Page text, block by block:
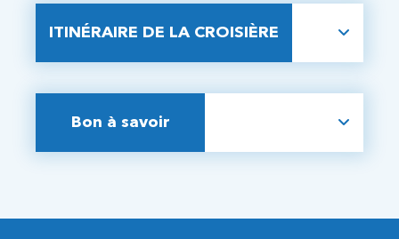
ITINÉRAIRE DE LA CROISIÈRE
Bon à savoir